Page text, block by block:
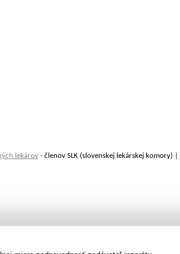
lekárov- členov SLK (slovenskej lekárskej komory) |